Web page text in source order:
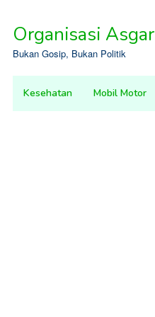
contentOrganisasi Asgar
Bukan Gosip, Bukan Politik
Kesehatan Mobil Motor